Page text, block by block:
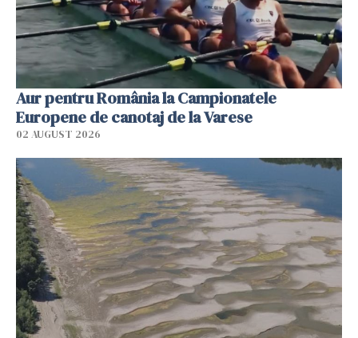
Aur pentru România la Campionatele
Europene de canotaj de la Varese
02 AUGUST 2026